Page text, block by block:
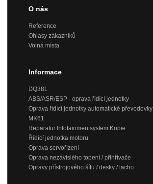
O nás
Reference
Ohlasy zákazníků
Volná místa
Informace
DQ381
ABS/ASR/ESP - oprava řídící jednotky
Oprava řídící jednotky automatické převodovky
MK61
Reparatur Infotainmentsystem Kopie
Řídící jednotka motoru
Oprava servořízení
Oprava nezávislého topení / přihřívače
Opravy přístrojového šítu / desky / tacho